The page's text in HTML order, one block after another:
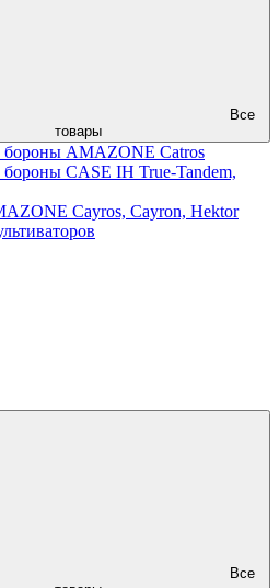
Все
товары
бороны AMAZONE Catros
бороны CASE IH True-Tandem,
Cayros, Cayron, Hektor
Все